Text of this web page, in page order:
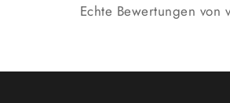
Echte Bewertungen von